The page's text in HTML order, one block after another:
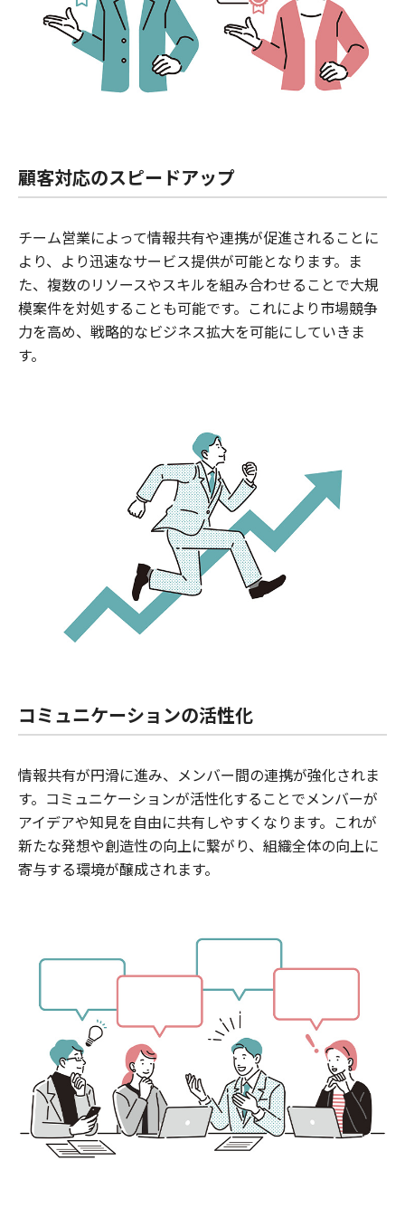
顧客対応のスピードアップ
チーム営業によって情報共有や連携が促進されることに
より、より迅速なサービス提供が可能となります。ま
た、複数のリソースやスキルを組み合わせることで大規
模案件を対処することも可能です。これにより市場競争
力を高め、戦略的なビジネス拡大を可能にしていきま
す。
コミュニケーションの活性化
情報共有が円滑に進み、メンバー間の連携が強化されま
す。コミュニケーションが活性化することでメンバーが
アイデアや知見を自由に共有しやすくなります。これが
新たな発想や創造性の向上に繋がり、組織全体の向上に
寄与する環境が醸成されます。